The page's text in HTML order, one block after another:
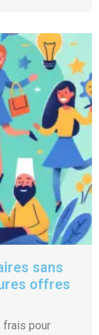
sans
offres
frais pour